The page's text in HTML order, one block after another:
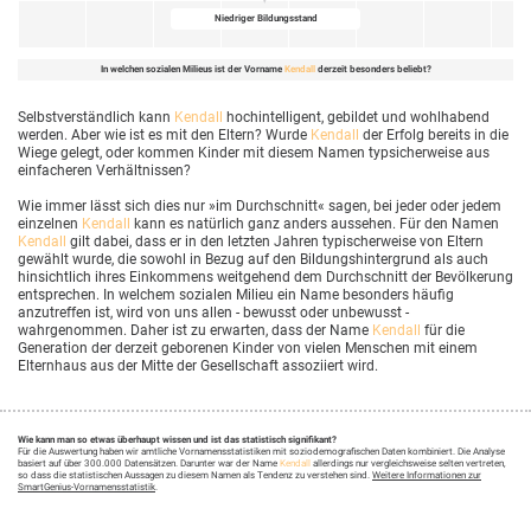
Niedriger Bildungsstand
In welchen sozialen Milieus ist der Vorname Kendall derzeit besonders beliebt?
Selbstverständlich kann Kendall
hochintelligent, gebildet und wohlhabend
werden. Aber wie ist es mit den Eltern? Wurde Kendall
der Erfolg bereits in die
Wiege gelegt, oder kommen Kinder mit diesem Namen typsicherweise aus
einfacheren Verhältnissen?
Wie immer lässt sich dies nur »im Durchschnitt« sagen, bei jeder oder jedem
einzelnen Kendall
kann es natürlich ganz anders aussehen. Für den Namen
Kendall
gilt dabei, dass er in den letzten Jahren typischerweise von Eltern
gewählt wurde, die sowohl in Bezug auf den Bildungshintergrund als auch
hinsichtlich ihres Einkommens weitgehend dem Durchschnitt der Bevölkerung
entsprechen. In welchem sozialen Milieu ein Name besonders häufig
anzutreffen ist, wird von uns allen - bewusst oder unbewusst -
wahrgenommen. Daher ist zu erwarten, dass der Name Kendall
für die
Generation der derzeit geborenen Kinder von vielen Menschen mit einem
Elternhaus aus der Mitte der Gesellschaft assoziiert wird.
Wie kann man so etwas überhaupt wissen und ist das statistisch signifikant?
Für die Auswertung haben wir amtliche Vornamensstatistiken mit soziodemografischen Daten kombiniert. Die Analyse
basiert auf über 300.000 Datensätzen. Darunter war der Name Kendall
allerdings nur vergleichsweise selten vertreten,
so dass die statistischen Aussagen zu diesem Namen als Tendenz zu verstehen sind. Weitere Informationen zur
SmartGenius-Vornamensstatistik.